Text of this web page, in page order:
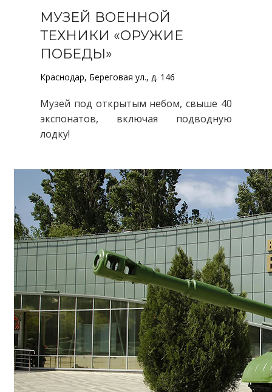
МУЗЕЙ ВОЕННОЙ
ТЕХНИКИ «ОРУЖИЕ
ПОБЕДЫ»
Краснодар, Береговая ул., д. 146
Музей под открытым небом, свыше 40
экспонатов, включая подводную
лодку!